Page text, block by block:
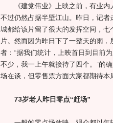
《建党伟业》上映之前，有业内
不过仍然占据半壁江山。昨日，记
城都给该片留了很大的发挥空间，
片。然而因为昨日下了一整天的雨
者：“据我们统计，上映首日到目前
不少，我一上午就接待了四个。”的
场在谈，但零售票方面大家都期待本
73岁老人昨日零点“赶场”